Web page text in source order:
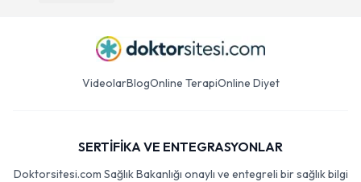
VideolarBlogOnline TerapiOnline Diyet
SERTİFİKA VE ENTEGRASYONLAR
Doktorsitesi.com Sağlık Bakanlığı onaylı ve entegreli bir sağlık bilgi